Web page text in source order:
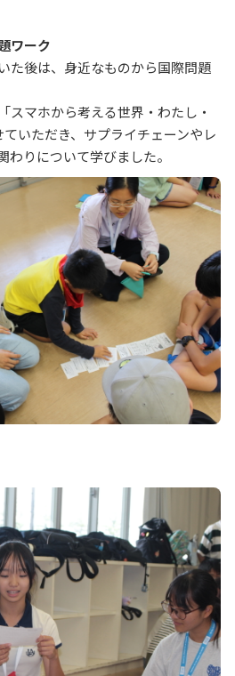
ワーク
た後は、身近なものから国際問題
スマホから考える世界・わたし・
いただき、サプライチェーンやレ
わりについて学びました。